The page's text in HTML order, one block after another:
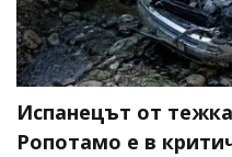
Испанецът от
Ропотамо е в